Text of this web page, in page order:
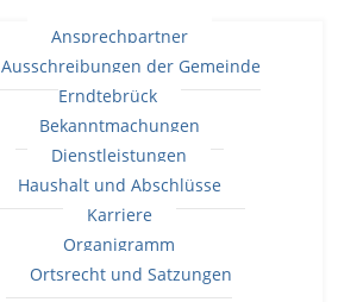
Ansprechpartner
Ausschreibungen der Gemeinde
Erndtebrück
Bekanntmachungen
Dienstleistungen
Haushalt und Abschlüsse
Karriere
Organigramm
Ortsrecht und Satzungen